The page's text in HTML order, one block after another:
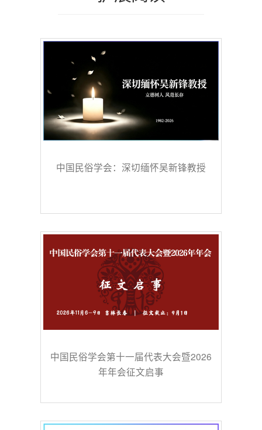
中国民俗学会：深切缅怀吴新锋教授
中国民俗学会第十一届代表大会暨2026
年年会征文启事